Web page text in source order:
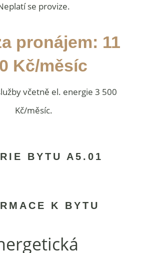
se provize.
pronájem: 11
Kč/měsíc
včetně el. energie 3 500
Kč/měsíc.
BYTU A5.01
K BYTU